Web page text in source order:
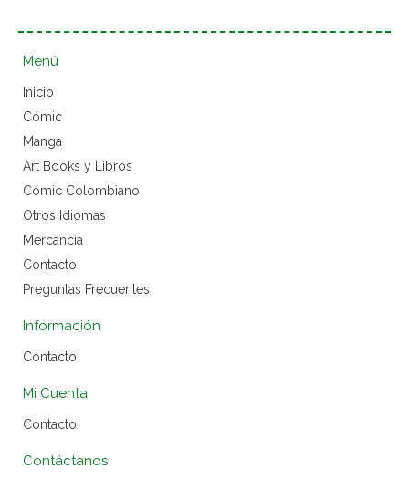
Menú
Inicio
Cómic
Manga
Art Books y Libros
Cómic Colombiano
Otros Idiomas
Mercancía
Contacto
Preguntas Frecuentes
Información
Contacto
Mi Cuenta
Contacto
Contáctanos